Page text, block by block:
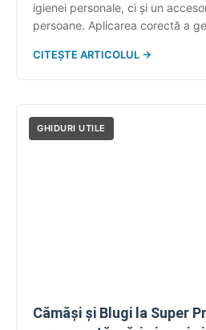
igienei personale, ci și un
persoane. Aplicarea corectă a
estetic și durabil. Acest tip de
CITEȘTE ARTICOLUL →
GHIDURI UTILE
Cămăși și Blugi la Super